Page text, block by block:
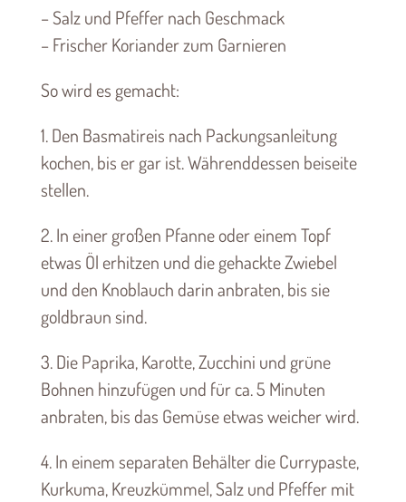
– Salz und Pfeffer nach Geschmack
– Frischer Koriander zum Garnieren
So wird es gemacht:
1. Den Basmatireis nach Packungsanleitung
kochen, bis er gar ist. Währenddessen beiseite
stellen.
2. In einer großen Pfanne oder einem Topf
etwas Öl erhitzen und die gehackte Zwiebel
und den Knoblauch darin anbraten, bis sie
goldbraun sind.
3. Die Paprika, Karotte, Zucchini und grüne
Bohnen hinzufügen und für ca. 5 Minuten
anbraten, bis das Gemüse etwas weicher wird.
4. In einem separaten Behälter die Currypaste,
Kurkuma, Kreuzkümmel, Salz und Pfeffer mit